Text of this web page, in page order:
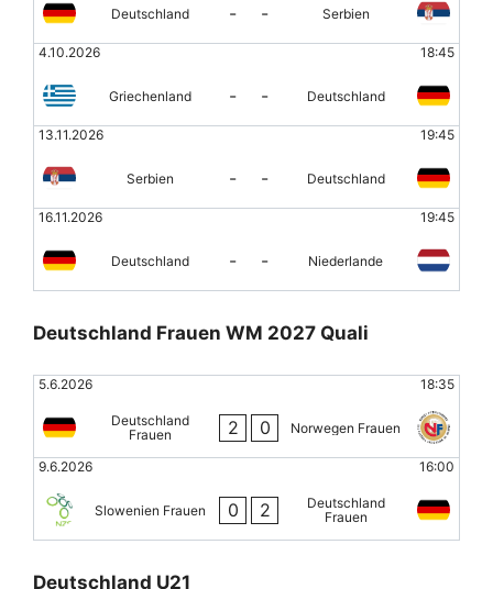
Deutschland - - Serbien
4.10.2026 18:45
Griechenland - - Deutschland
13.11.2026 19:45
Serbien - - Deutschland
16.11.2026 19:45
Deutschland - - Niederlande
Deutschland Frauen WM 2027 Quali
5.6.2026 18:35
Deutschland
Frauen
2 0 Norwegen Frauen
9.6.2026 16:00
Slowenien Frauen 0 2
Deutschland
Frauen
Deutschland U21